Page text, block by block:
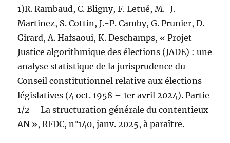
1)R. Rambaud, C. Bligny, F. Letué, M.-J.
Martinez, S. Cottin, J.-P. Camby, G. Prunier, D.
Girard, A. Hafsaoui, K. Deschamps, « Projet
Justice algorithmique des élections (JADE) : une
analyse statistique de la jurisprudence du
Conseil constitutionnel relative aux élections
législatives (4 oct. 1958 – 1er avril 2024). Partie
1/2 – La structuration générale du contentieux
AN », RFDC, n°140, janv. 2025, à paraître.